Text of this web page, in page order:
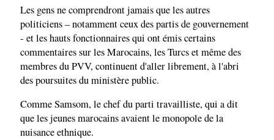
Les gens ne comprendront jamais que les autres
politiciens – notamment ceux des partis de gouvernement
- et les hauts fonctionnaires qui ont émis certains
commentaires sur les Marocains, les Turcs et même des
membres du PVV, continuent d'aller librement, à l'abri
des poursuites du ministère public.
Comme Samsom, le chef du parti travailliste, qui a dit
que les jeunes marocains avaient le monopole de la
nuisance ethnique.